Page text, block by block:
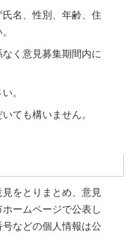
名、性別、年齢、住
く意見募集期間内に
。
ても構いません。
をとりまとめ、意見
ームページで公表し
などの個人情報は公